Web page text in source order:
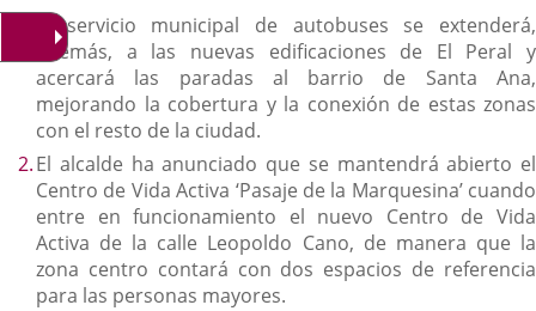
El servicio municipal de autobuses se extenderá,
además, a las nuevas edificaciones de El Peral y
acercará las paradas al barrio de Santa Ana,
mejorando la cobertura y la conexión de estas zonas
con el resto de la ciudad.
El alcalde ha anunciado que se mantendrá abierto el
Centro de Vida Activa ‘Pasaje de la Marquesina’ cuando
entre en funcionamiento el nuevo Centro de Vida
Activa de la calle Leopoldo Cano, de manera que la
zona centro contará con dos espacios de referencia
para las personas mayores.